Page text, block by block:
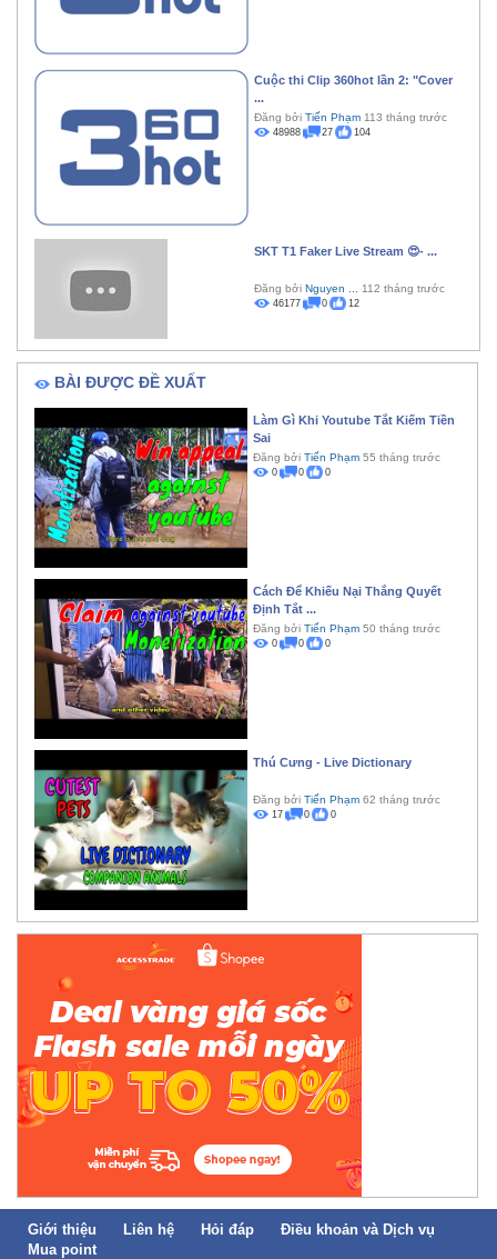
Cuộc thi Clip 360hot lần 2: "Cover
...
Đăng bởi Tiến Phạm 113 tháng trước
48988 27 104
SKT T1 Faker Live Stream 😍- ...
Đăng bởi Nguyen ... 112 tháng trước
46177 0 12
BÀI ĐƯỢC ĐỀ XUẤT
Làm Gì Khi Youtube Tắt Kiếm Tiền
Sai
Đăng bởi Tiến Phạm 55 tháng trước
0 0 0
Cách Để Khiếu Nại Thắng Quyết
Định Tắt ...
Đăng bởi Tiến Phạm 50 tháng trước
0 0 0
Thú Cưng - Live Dictionary
Đăng bởi Tiến Phạm 62 tháng trước
17 0 0
Giới thiệu Liên hệ Hỏi đáp
Điều khoản và Dịch vụ
Mua point